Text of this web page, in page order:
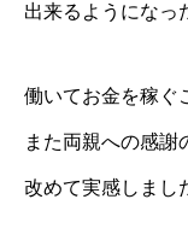
出来るようになっ
働いてお金を稼ぐ
また両親への感謝
改めて実感しまし